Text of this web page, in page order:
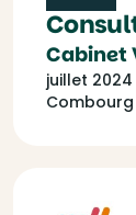
Cabinet
juillet 2024
Combourg